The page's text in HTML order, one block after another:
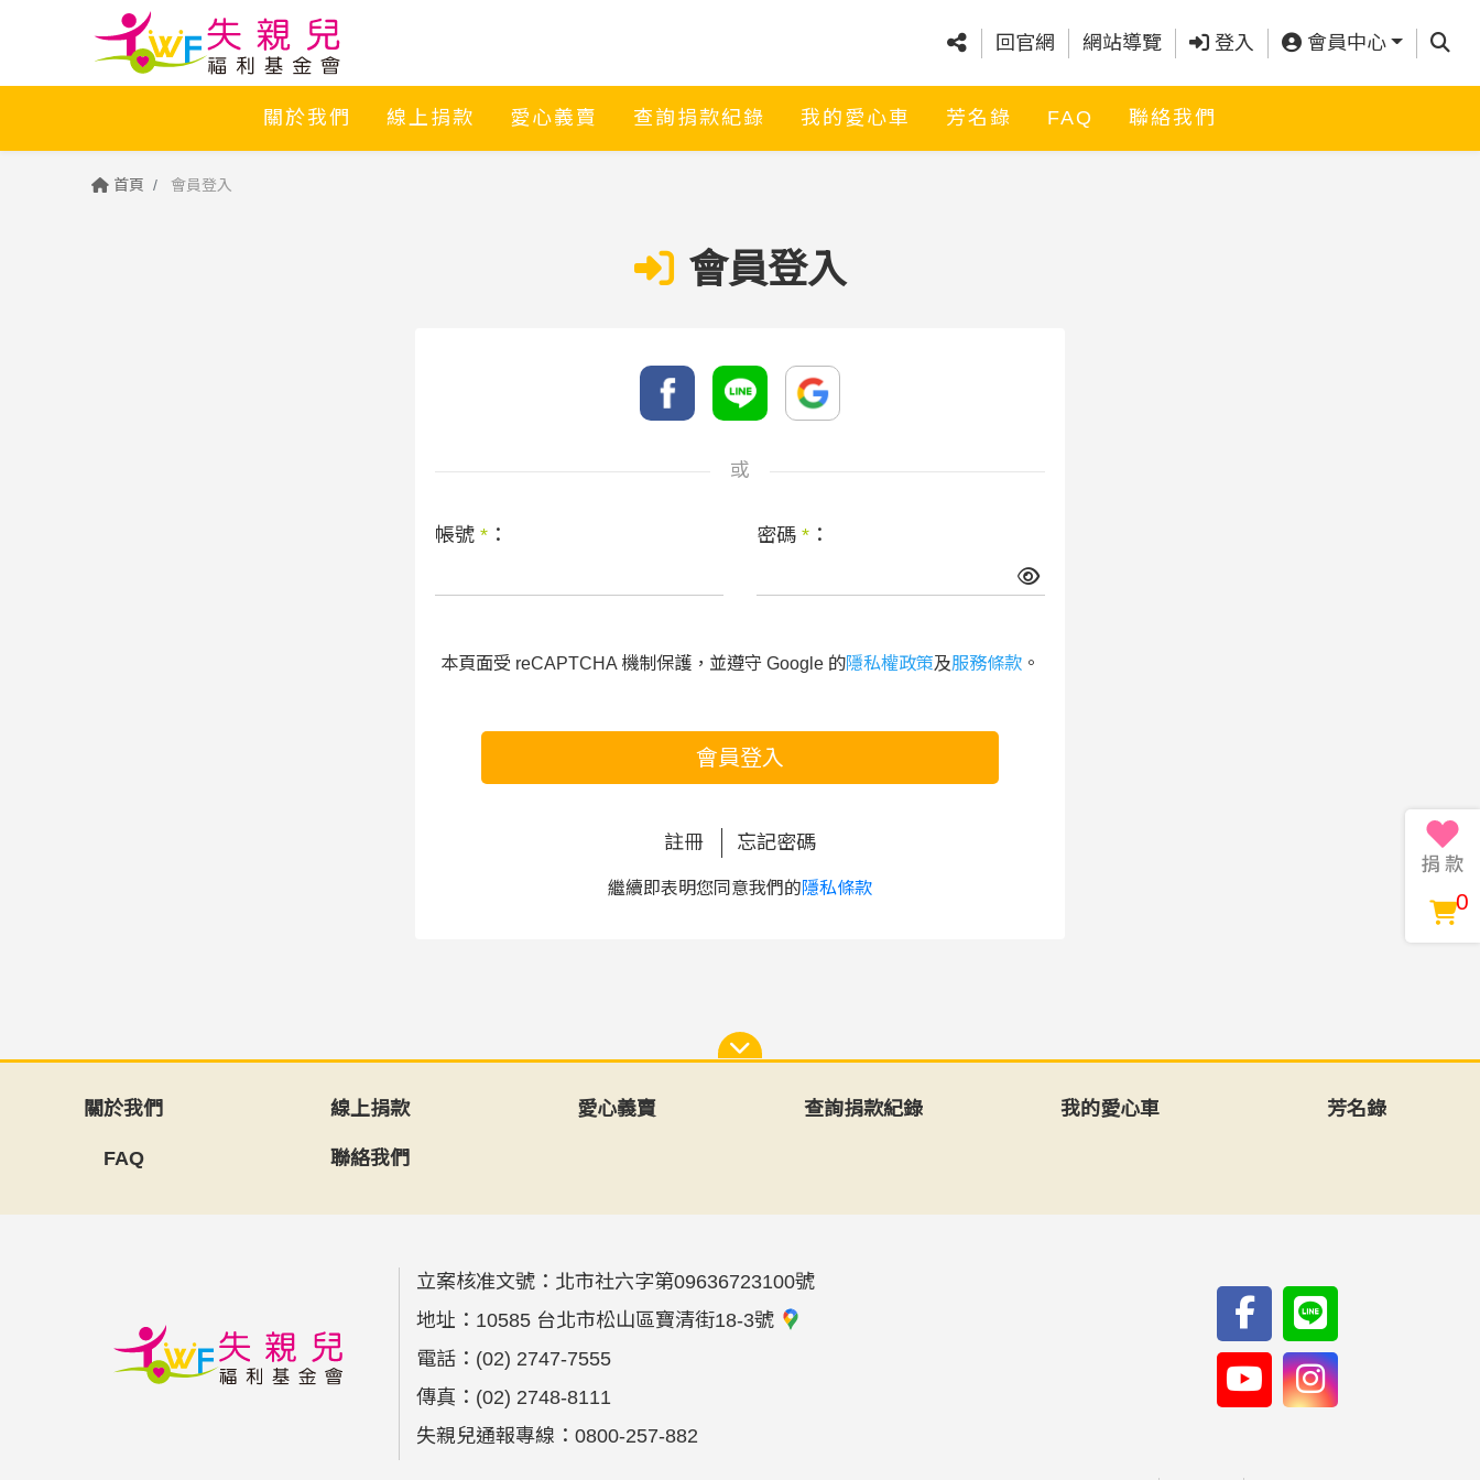
回官網 網站導覽 登入 會員中心 查詢
關於我們 線上捐款 愛心義賣 查詢捐款紀錄 我的愛心車 芳名錄 FAQ 聯絡我們
首頁 會員登入
會員登入
或
帳號 * ： 密碼 * ：
本頁面受 reCAPTCHA 機制保護，並遵守 Google 的隱私權政策及服務條款 。
會員登入
註冊 忘記密碼
繼續即表明您同意我們的隱私條款
關於我們 線上捐款 愛心義賣 查詢捐款紀錄 我的愛心車 芳名錄
FAQ 聯絡我們
立案核准文號：北市社六字第09636723100號
地址： 10585 台北市松山區寶清街18-3號
電話： (02) 2747-7555
傳真： (02) 2748-8111
失親兒通報專線：0800-257-882
0